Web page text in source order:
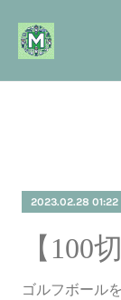
2023.02.28 01:22
ゴルフボール